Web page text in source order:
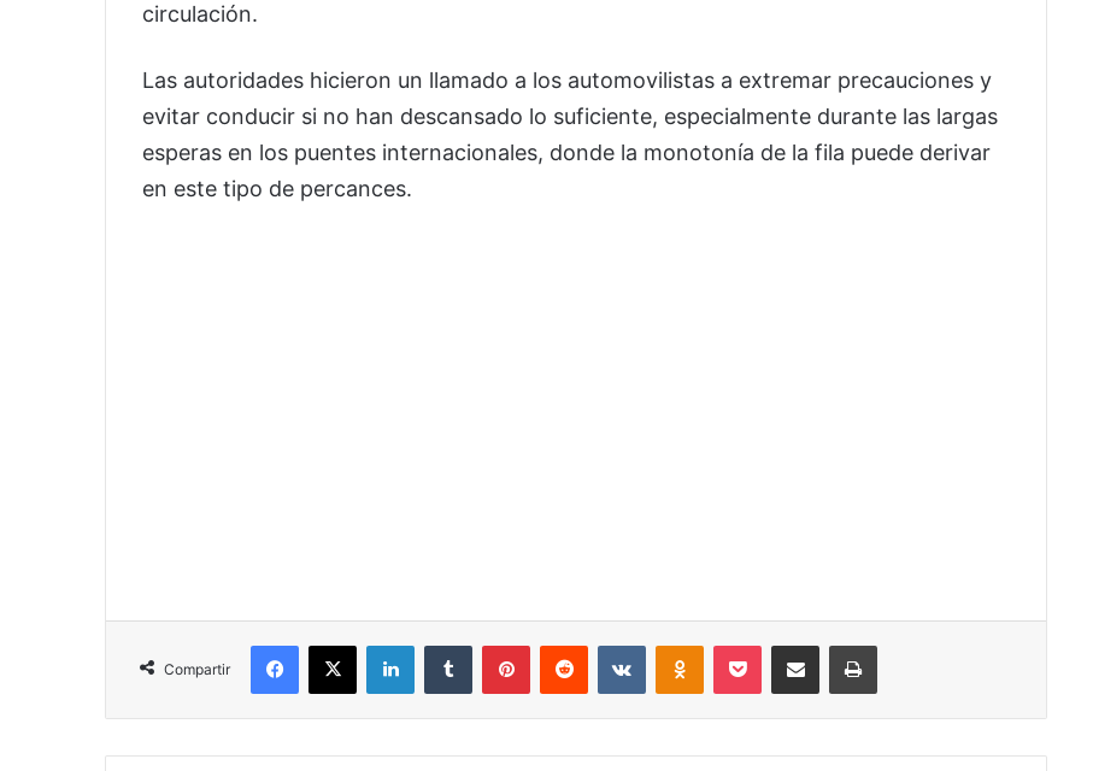
circulación.
Las autoridades hicieron un llamado a los automovilistas a extremar precauciones y
evitar conducir si no han descansado lo suficiente, especialmente durante las largas
esperas en los puentes internacionales, donde la monotonía de la fila puede derivar
en este tipo de percances.
Compartir
Facebook
X LinkedInTumblr PinterestReddit VKontakteOdnoklassniki
Pocket Share via Email Print